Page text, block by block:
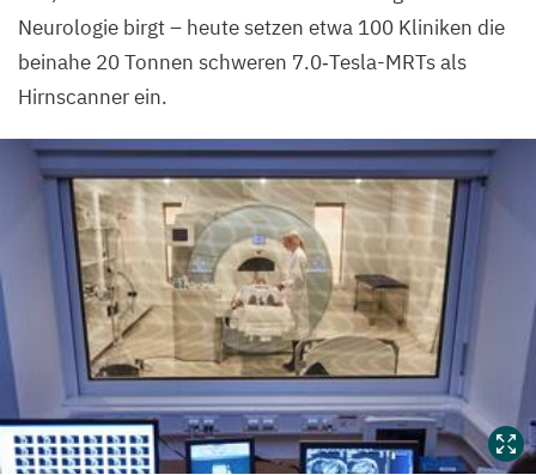
Neurologie birgt – heute setzen etwa 100 Kliniken die
beinahe 20Tonnen schweren 7.0‑Tesla-MRTs als
Hirnscanner ein.